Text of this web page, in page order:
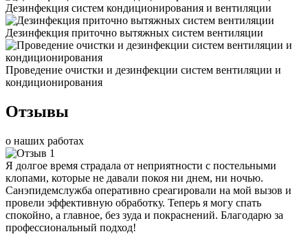
Дезинфекция систем кондиционирования и вентиляции
Дезинфекция приточно вытяжных систем вентиляции
Проведение очистки и дезинфекции систем вентиляции и
кондиционирования
Отзывы
о наших работах
Я долгое время страдала от неприятности с постельными
клопами, которые не давали покоя ни днем, ни ночью.
Санэпидемслужба оперативно среагировали на мой вызов и
провели эффективную обработку. Теперь я могу спать
спокойно, а главное, без зуда и покраснений. Благодарю за
профессиональный подход!